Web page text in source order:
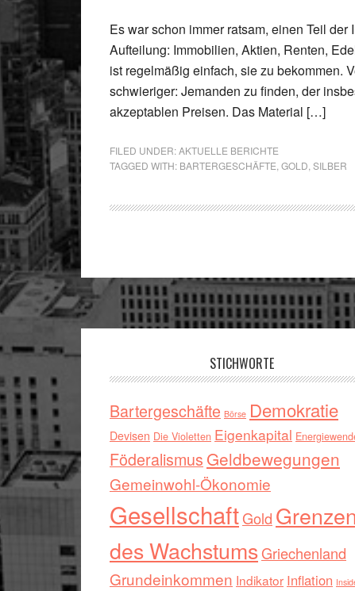
Es war schon immer ratsam, einen Teil
Aufteilung: Immobilien, Aktien, Renten,
ist regelmäßig einfach, sie zu bekommen.
schwieriger: Jemanden zu finden, der
akzeptablen Preisen. Das Material […]
FILED UNDER:AKTUELLE BERICHTE
TAGGED WITH: BARTERGESCHÄFTE GOLD SILBER
STICHWORTE
Bartergeschäfte Börse Demokratie
Devisen Die Violetten Eigenkapital
Föderalismus Geldbewegungen
Gemeinwohl-Ökonomie
GesellschaftGold Grenzen
des WachstumsGriechenland
Grundeinkommen Indikator Inflation